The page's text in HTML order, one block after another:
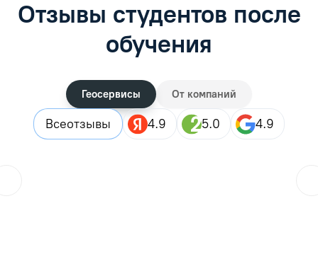
Отзывы студентов после
обучения
Геосервисы От компаний
Всеотзывы 4.9 5.0 4.9